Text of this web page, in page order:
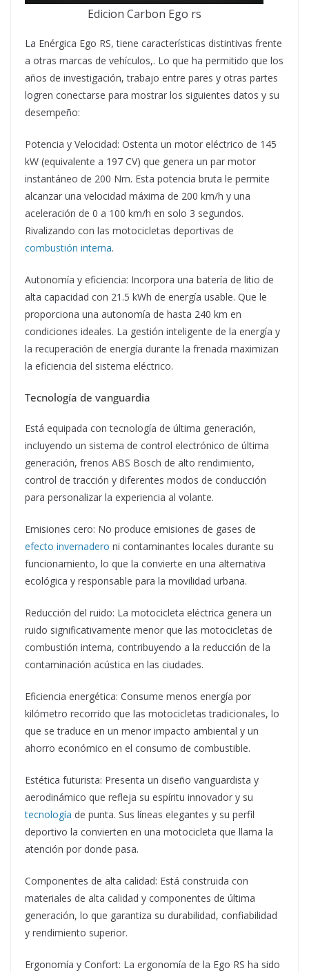
Edicion Carbon Ego rs
La Enérgica Ego RS, tiene características distintivas frente
a otras marcas de vehículos,. Lo que ha permitido que los
años de investigación, trabajo entre pares y otras partes
logren conectarse para mostrar los siguientes datos y su
desempeño:
Potencia y Velocidad: Ostenta un motor eléctrico de 145
kW (equivalente a 197 CV) que genera un par motor
instantáneo de 200 Nm. Esta potencia bruta le permite
alcanzar una velocidad máxima de 200 km/h y una
aceleración de 0 a 100 km/h en solo 3 segundos.
Rivalizando con las motocicletas deportivas de
combustión interna.
Autonomía y eficiencia: Incorpora una batería de litio de
alta capacidad con 21.5 kWh de energía usable. Que le
proporciona una autonomía de hasta 240 km en
condiciones ideales. La gestión inteligente de la energía y
la recuperación de energía durante la frenada maximizan
la eficiencia del sistema eléctrico.
Tecnología de vanguardia
Está equipada con tecnología de última generación,
incluyendo un sistema de control electrónico de última
generación, frenos ABS Bosch de alto rendimiento,
control de tracción y diferentes modos de conducción
para personalizar la experiencia al volante.
Emisiones cero: No produce emisiones de gases de
efecto invernadero ni contaminantes locales durante su
funcionamiento, lo que la convierte en una alternativa
ecológica y responsable para la movilidad urbana.
Reducción del ruido: La motocicleta eléctrica genera un
ruido significativamente menor que las motocicletas de
combustión interna, contribuyendo a la reducción de la
contaminación acústica en las ciudades.
Eficiencia energética: Consume menos energía por
kilómetro recorrido que las motocicletas tradicionales, lo
que se traduce en un menor impacto ambiental y un
ahorro económico en el consumo de combustible.
Estética futurista: Presenta un diseño vanguardista y
aerodinámico que refleja su espíritu innovador y su
tecnología de punta. Sus líneas elegantes y su perfil
deportivo la convierten en una motocicleta que llama la
atención por donde pasa.
Componentes de alta calidad: Está construida con
materiales de alta calidad y componentes de última
generación, lo que garantiza su durabilidad, confiabilidad
y rendimiento superior.
Ergonomía y Confort: La ergonomía de la Ego RS ha sido